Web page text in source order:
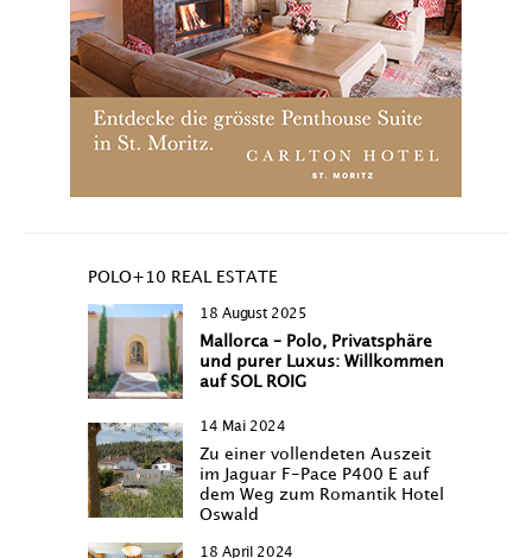
POLO+10 REAL ESTATE
18 August 2025
Mallorca – Polo, Privatsphäre
und purer Luxus: Willkommen
auf SOL ROIG
14 Mai 2024
Zu einer vollendeten Auszeit
im Jaguar F-Pace P400 E auf
dem Weg zum Romantik Hotel
Oswald
18 April 2024